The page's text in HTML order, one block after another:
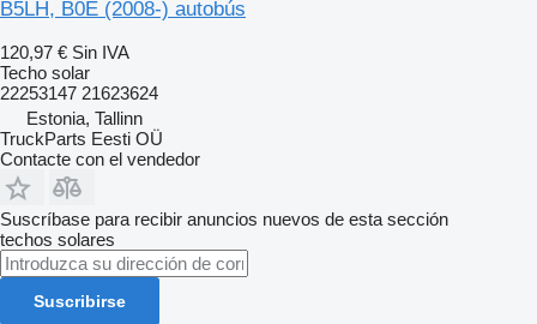
B5LH, B0E (2008-) autobús
120,97 € Sin IVA
Techo solar
22253147 21623624
Estonia, Tallinn
TruckParts Eesti OÜ
Contacte con el vendedor
Suscríbase para recibir anuncios nuevos de esta sección
techos solares
Suscribirse